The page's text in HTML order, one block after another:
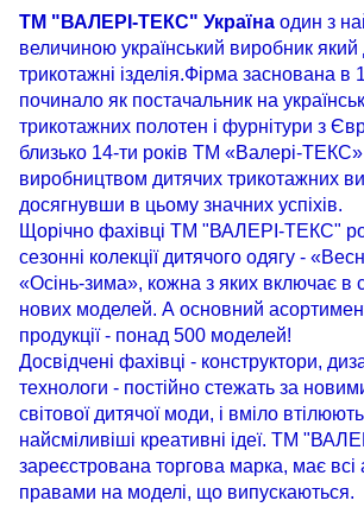
ТМ "ВАЛЕРІ-ТЕКС" Україна один з
величиною український виробник який
трикотажні ізделія.Фірма заснована в
починало як постачальник на
трикотажних полотен і фурнітури з
близько 14-ти років ТМ «Валері-
виробництвом дитячих трикотажних
досягнувши в цьому значних успіхів.
Щорічно фахівці ТМ "ВАЛЕРІ-ТЕКС"
сезонні колекції дитячого одягу -
«Осінь-зима», кожна з яких включає в
нових моделей. А основний
продукції - понад 500 моделей!
Досвідчені фахівці - конструктори,
технологи - постійно стежать за
світової дитячої моди, і вміло
найсміливіші креативні ідеї. ТМ
зареєстрована торгова марка, має всі
правами на моделі, що випускаються.